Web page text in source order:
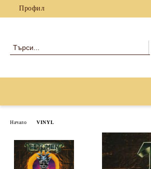
Профил
Начало VINYL